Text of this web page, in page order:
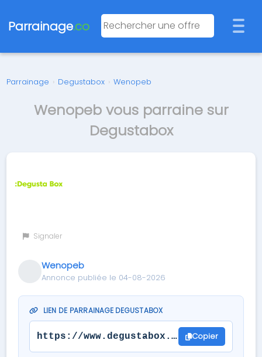
Parrainage.co
Parrainage › Degustabox › Wenopeb
Wenopeb vous parraine sur
Degustabox
Signaler
Wenopeb
Annonce publiée le 04-08-2026
LIEN DE PARRAINAGE DEGUSTABOX
https://www.degustabox.com/fr/Copier